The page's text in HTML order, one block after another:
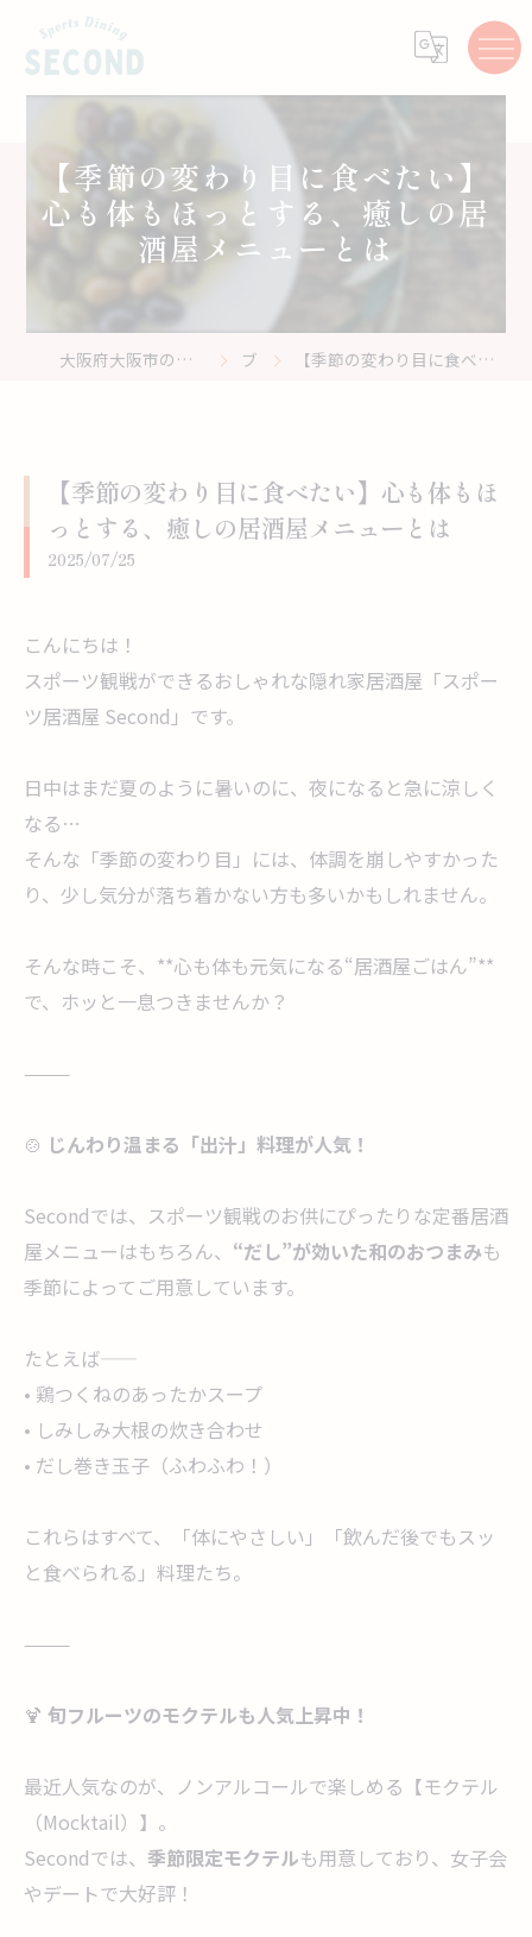
【季節の変わり目に食べたい】
心も体もほっとする、癒しの居
酒屋メニューとは
大阪府大阪市のスポーツバーはスポーツ居酒屋 Second ブログ 【季節の変わり目に食べたい】心も体もほっとする、癒しの居酒屋メニューとは
【季節の変わり目に食べたい】心も体もほ
っとする、癒しの居酒屋メニューとは
2025/07/25
こんにちは！
スポーツ観戦ができるおしゃれな隠れ家居酒屋「スポー
ツ居酒屋 Second」です。
日中はまだ夏のように暑いのに、夜になると急に涼しく
なる…
そんな「季節の変わり目」には、体調を崩しやすかった
り、少し気分が落ち着かない方も多いかもしれません。
そんな時こそ、**心も体も元気になる“居酒屋ごはん”**
で、ホッと一息つきませんか？
⸻
🍲 じんわり温まる「出汁」料理が人気！
Secondでは、スポーツ観戦のお供にぴったりな定番居酒
屋メニューはもちろん、 “だし”が効いた和のおつまみも
季節によってご用意しています。
たとえば――
• 鶏つくねのあったかスープ
• しみしみ大根の炊き合わせ
• だし巻き玉子（ふわふわ！）
これらはすべて、「体にやさしい」「飲んだ後でもスッ
と食べられる」料理たち。
⸻
🍹 旬フルーツのモクテルも人気上昇中！
最近人気なのが、ノンアルコールで楽しめる【モクテル
（Mocktail）】。
Secondでは、 季節限定モクテルも用意しており、女子会
やデートで大好評！